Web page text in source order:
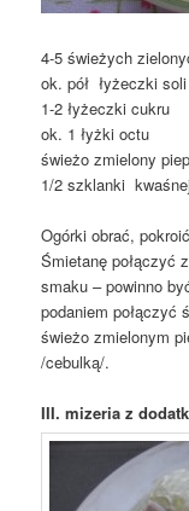
4-5 świeżych
ok. pół łyżeczki soli
1-2 łyżeczki cukru
ok. 1 łyżki octu
świeżo zmielony
1/2 szklanki
Ogórki obrać,
Śmietanę połączyć
smaku – powinno
podaniem połączyć
świeżo zmielonym
/cebulką/.
III. mizeria z